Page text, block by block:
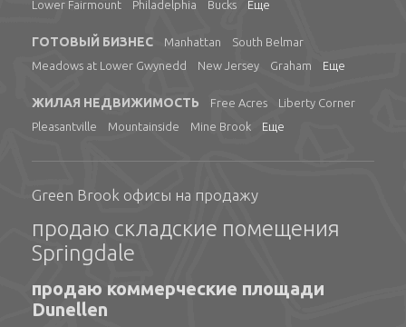
Lower Fairmount
Philadelphia Bucks Еще
ГОТОВЫЙ БИЗНЕС Manhattan
South Belmar
Meadows at Lower Gwynedd
New Jersey Graham Еще
ЖИЛАЯ НЕДВИЖИМОСТЬ Free Acres
Liberty Corner
Pleasantville
Mountainside Mine Brook Еще
Green Brook офисы на продажу
продаю складские помещения
Springdale
продаю коммерческие площади
Dunellen